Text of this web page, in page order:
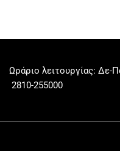
Ωράριο λειτουργίας: Δε-
2810-255000